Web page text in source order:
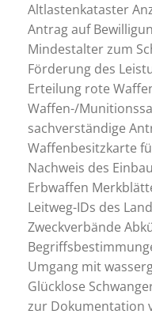
Altlastenkataster
Antrag auf
Mindestalter zum
Förderung des
Erteilung rote
Waffen-/
sachverständige
Waffenbesitzkarte
Nachweis des
Erbwaffen
Leitweg-IDs des
Zweckverbände
Umgang mit
Glücklose
zur Dokumentation